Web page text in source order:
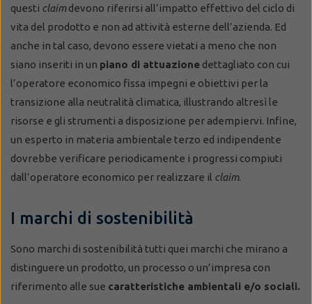
questi claimdevono riferirsi all’impatto effettivo del ciclo di
vita del prodotto e non ad attività esterne dell’azienda. Ed
anche in tal caso, devono essere vietati a meno che non
siano inseriti in un piano di attuazione dettagliato con cui
l’operatore economico fissa impegni e obiettivi per la
transizione alla neutralità climatica, illustrando altresì le
risorse e gli strumenti a disposizione per adempiervi. Infine,
un esperto in materia ambientale terzo ed indipendente
dovrebbe verificare periodicamente i progressi compiuti
dall’operatore economico per realizzare il claim.
I marchi di sostenibilità
Sono marchi di sostenibilità tutti quei marchi che mirano a
distinguere un prodotto, un processo o un’impresa con
riferimento alle sue caratteristiche ambientali e/o sociali.